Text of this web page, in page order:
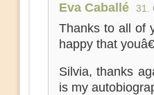
Eva Caballé 31.
Thanks to all of
happy that
Silvia, thanks
is my